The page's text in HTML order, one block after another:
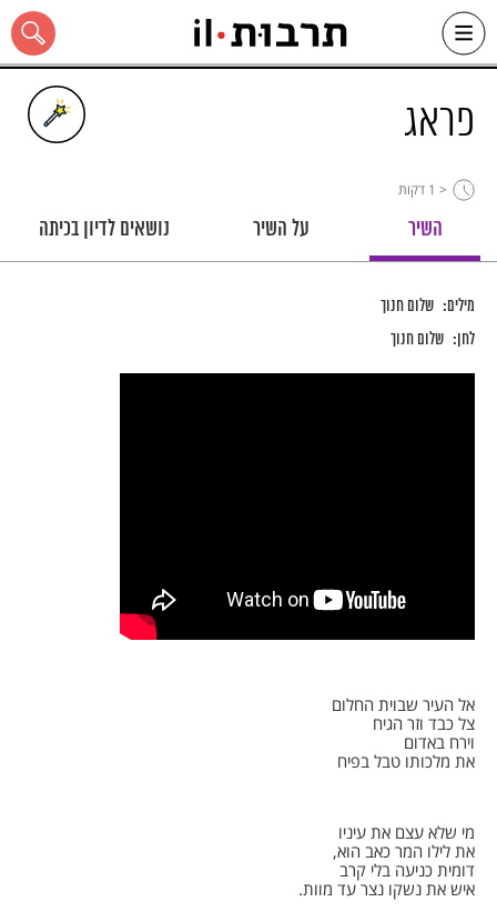
Skip
content
כל האתר
פראג
< 1 דקות
השיר על השיר נושאים לדיון בכיתה
מילים: שלום חנוך
לחן: שלום חנוך
אל העיר שבוית החלום
צל כבד וזר הגיח
וירח באדום
את מלכותו טבל בפיח
מי שלא עצם את עיניו
את לילו המר כאב הוא,
דומית כניעה בלי קרב
איש את נשקו נצר עד מוות.